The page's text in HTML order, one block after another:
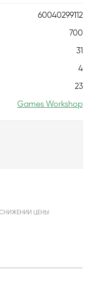
60040299112
700
31
4
23
Games Workshop
ЦЕНЫ